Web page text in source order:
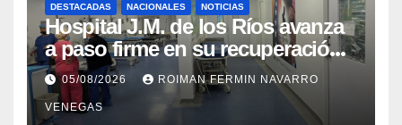
DESTACADAS NACIONALES NOTICIAS
Hospital J.M. de los Ríos avanza
a paso firme en su recuperación
tras los recientes eventos
sísmicos
05/08/2026 ROIMAN FERMIN NAVARRO
VENEGAS